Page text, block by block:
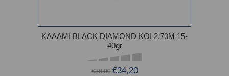
ΚΑΛΑΜΙ BLACK DIAMOND KOI 2.70M 15-
40gr
€38,00 €34,20